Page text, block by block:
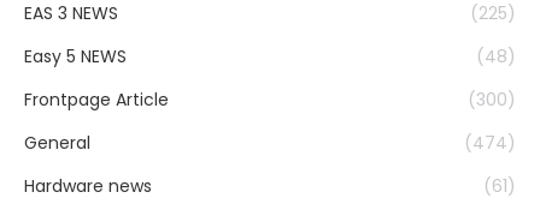
EAS 3 NEWS
(225)
Easy 5 NEWS
(48)
Frontpage Article
(300)
General
(474)
Hardware news
(61)